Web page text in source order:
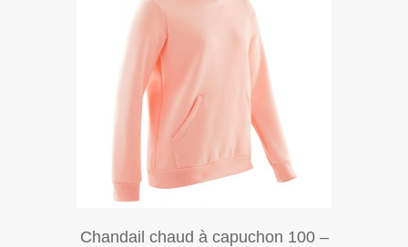
Chandail chaud à capuchon 100 –